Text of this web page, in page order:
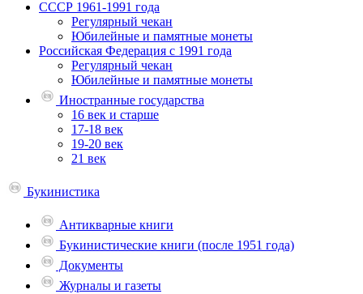
СССР 1961-1991 года
Регулярный чекан
Юбилейные и памятные монеты
Российская Федерация с 1991 года
Регулярный чекан
Юбилейные и памятные монеты
Иностранные государства
16 век и старше
17-18 век
19-20 век
21 век
Букинистика
Антикварные книги
Букинистические книги (после 1951 года)
Документы
Журналы и газеты